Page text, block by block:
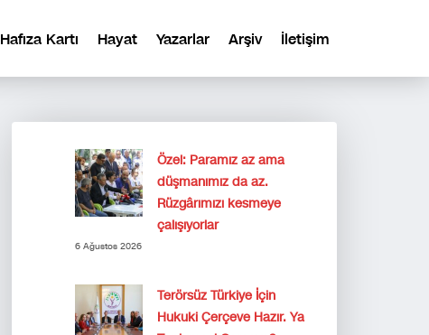
Hafıza Kartı Hayat Yazarlar Arşiv İletişim
Özel: Paramız az ama
düşmanımız da az.
Rüzgârımızı kesmeye
çalışıyorlar
6 Ağustos 2026
Terörsüz Türkiye İçin
Hukuki Çerçeve Hazır. Ya